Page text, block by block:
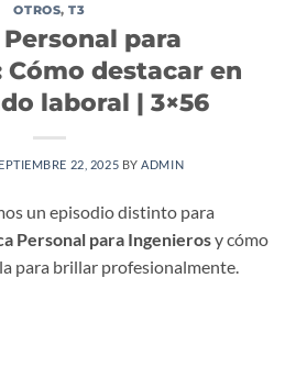
OTROS,T3
para
destacar en
laboral | 3×56
22, 2025 BYADMIN
un episodio distinto para
Personal para Ingenierosy cómo
para brillar profesionalmente.